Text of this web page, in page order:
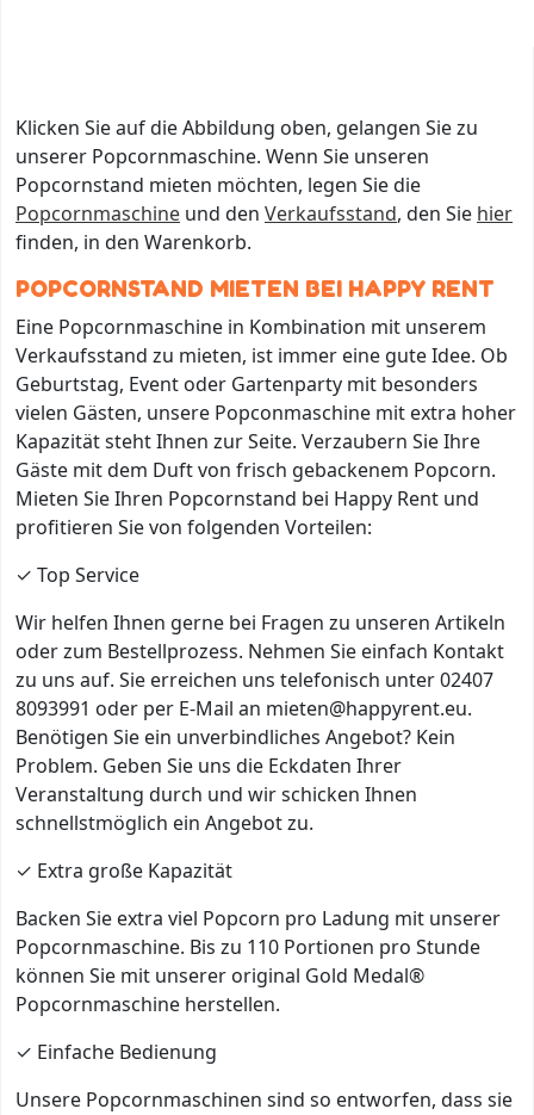
Klicken Sie auf die Abbildung oben, gelangen Sie zu
unserer Popcornmaschine. Wenn Sie unseren
Popcornstand mieten möchten, legen Sie die
Popcornmaschine und den Verkaufsstand, den Sie hier
finden, in den Warenkorb.
POPCORNSTAND MIETEN BEI HAPPY RENT
Eine Popcornmaschine in Kombination mit unserem
Verkaufsstand zu mieten, ist immer eine gute Idee. Ob
Geburtstag, Event oder Gartenparty mit besonders
vielen Gästen, unsere Popconmaschine mit extra hoher
Kapazität steht Ihnen zur Seite. Verzaubern Sie Ihre
Gäste mit dem Duft von frisch gebackenem Popcorn.
Mieten Sie Ihren Popcornstand bei Happy Rent und
profitieren Sie von folgenden Vorteilen:
✓ Top Service
Wir helfen Ihnen gerne bei Fragen zu unseren Artikeln
oder zum Bestellprozess. Nehmen Sie einfach Kontakt
zu uns auf. Sie erreichen uns telefonisch unter 02407
8093991 oder per E-Mail an mieten@happyrent.eu.
Benötigen Sie ein unverbindliches Angebot? Kein
Problem. Geben Sie uns die Eckdaten Ihrer
Veranstaltung durch und wir schicken Ihnen
schnellstmöglich ein Angebot zu.
✓ Extra große Kapazität
Backen Sie extra viel Popcorn pro Ladung mit unserer
Popcornmaschine. Bis zu 110 Portionen pro Stunde
können Sie mit unserer original Gold Medal®
Popcornmaschine herstellen.
✓ Einfache Bedienung
Unsere Popcornmaschinen sind so entworfen, dass sie